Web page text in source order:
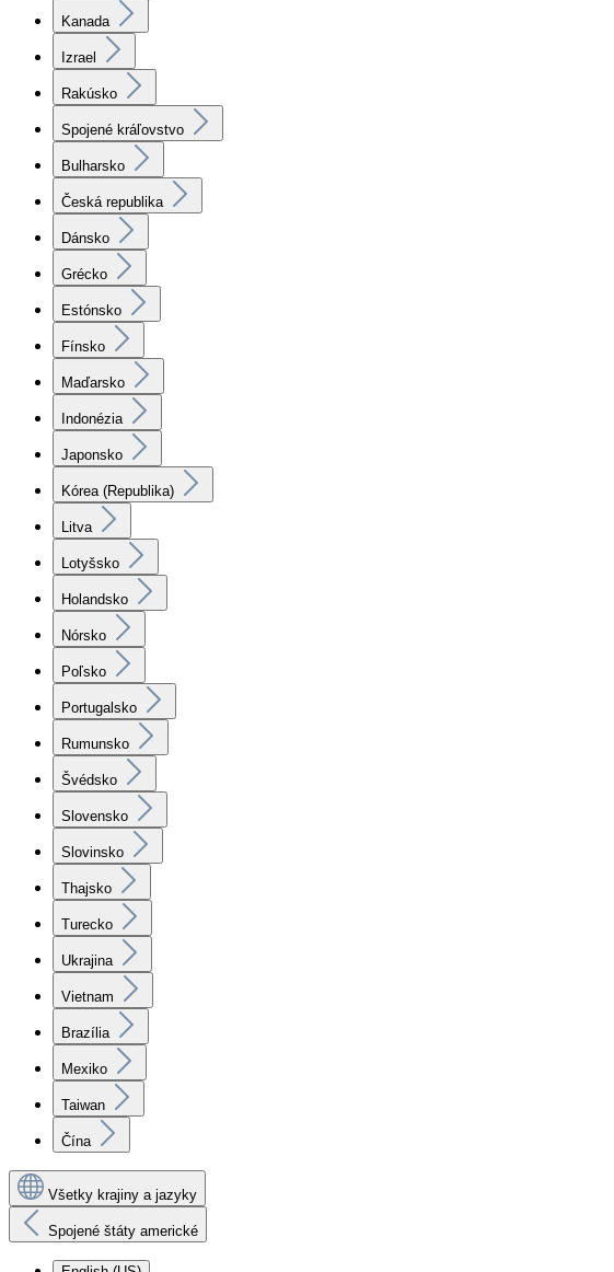
Kanada
Izrael
Rakúsko
Spojené kráľovstvo
Bulharsko
Česká republika
Dánsko
Grécko
Estónsko
Fínsko
Maďarsko
Indonézia
Japonsko
Kórea (Republika)
Litva
Lotyšsko
Holandsko
Nórsko
Poľsko
Portugalsko
Rumunsko
Švédsko
Slovensko
Slovinsko
Thajsko
Turecko
Ukrajina
Vietnam
Brazília
Mexiko
Taiwan
Čína
Všetky krajiny a jazyky
Spojené štáty americké